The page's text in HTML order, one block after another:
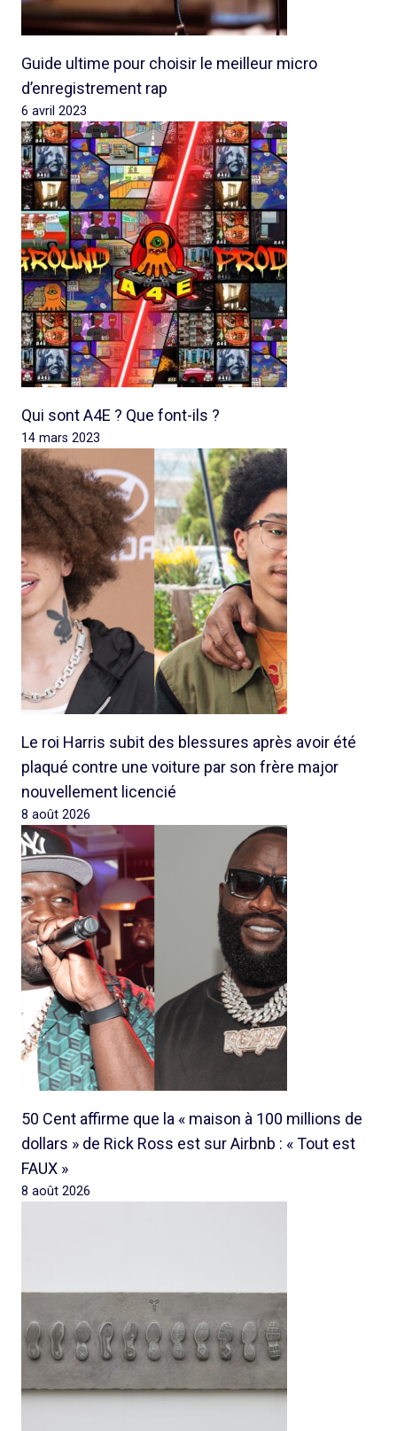
Guide ultime pour choisir le meilleur micro
d’enregistrement rap
6 avril 2023
Qui sont A4E ? Que font-ils ?
14 mars 2023
Le roi Harris subit des blessures après avoir été
plaqué contre une voiture par son frère major
nouvellement licencié
8 août 2026
50 Cent affirme que la « maison à 100 millions de
dollars » de Rick Ross est sur Airbnb : « Tout est
FAUX »
8 août 2026